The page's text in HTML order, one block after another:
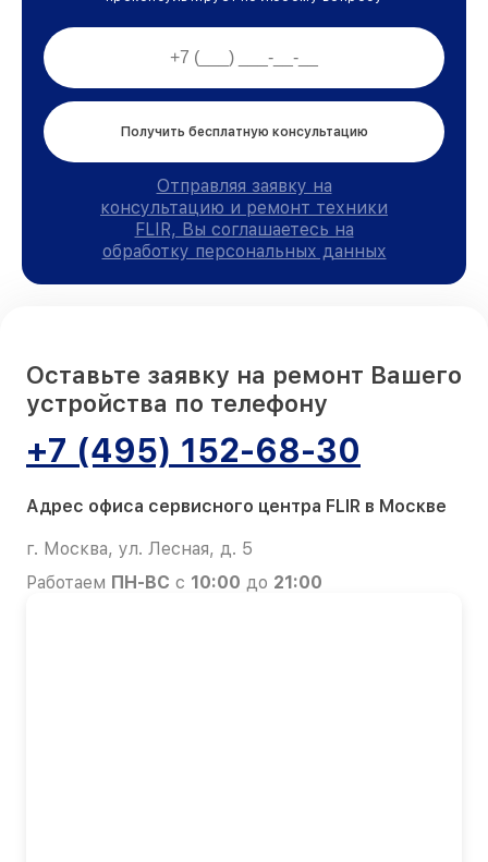
Получить бесплатную консультацию
Отправляя заявку на
консультацию и ремонт техники
FLIR, Вы соглашаетесь на
обработку персональных данных
Оставьте заявку на ремонт Вашего
устройства по телефону
+7 (495) 152-68-30
Адрес офиса сервисного центра FLIR в Москве
г. Москва, ул. Лесная, д. 5
Работаем ПН-ВС с 10:00 до 21:00